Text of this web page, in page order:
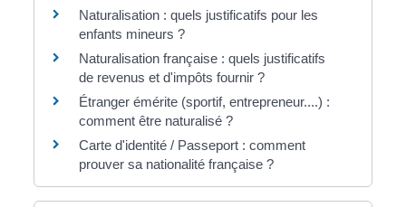
Naturalisation : quels justificatifs pour les
enfants mineurs ?
Naturalisation française : quels justificatifs
de revenus et d'impôts fournir ?
Étranger émérite (sportif, entrepreneur....) :
comment être naturalisé ?
Carte d'identité / Passeport : comment
prouver sa nationalité française ?